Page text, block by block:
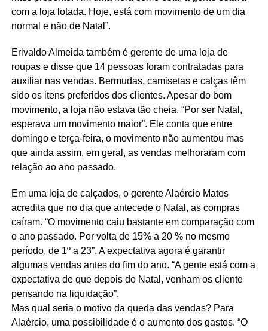
com a loja lotada. Hoje, está com movimento de um dia
normal e não de Natal”.
Erivaldo Almeida também é gerente de uma loja de
roupas e disse que 14 pessoas foram contratadas para
auxiliar nas vendas. Bermudas, camisetas e calças têm
sido os itens preferidos dos clientes. Apesar do bom
movimento, a loja não estava tão cheia. “Por ser Natal,
esperava um movimento maior”. Ele conta que entre
domingo e terça-feira, o movimento não aumentou mas
que ainda assim, em geral, as vendas melhoraram com
relação ao ano passado.
Em uma loja de calçados, o gerente Alaércio Matos
acredita que no dia que antecede o Natal, as compras
caíram. “O movimento caiu bastante em comparação com
o ano passado. Por volta de 15% a 20 % no mesmo
período, de 1º a 23”. A expectativa agora é garantir
algumas vendas antes do fim do ano. “A gente está com a
expectativa de que depois do Natal, venham os cliente
pensando na liquidação”.
Mas qual seria o motivo da queda das vendas? Para
Alaércio, uma possibilidade é o aumento dos gastos. “O